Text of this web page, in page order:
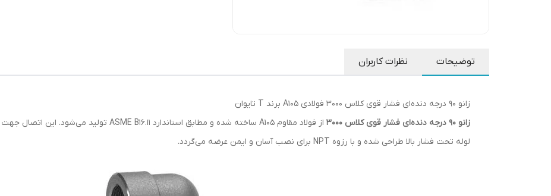
توضیحات نظرات کاربران
زانو ۹۰ درجه دنده‌ای فشار قوی کلاس 3000 فولادی A105 برند T تایوان
زانو ۹۰ درجه دنده‌ای فشار قوی کلاس 3000
از فولاد مقاوم A105 ساخته شده و مطابق استاندارد ASME B16.11 تولید می‌شود. این اتصال جهت
لوله تحت فشار بالا طراحی شده و با رزوه NPT برای نصب آسان و ایمن عرضه می‌گردد.